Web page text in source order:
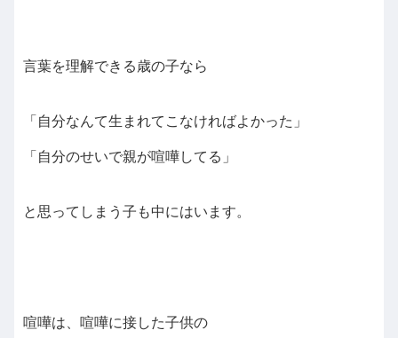
言葉を理解できる歳の子なら
「自分なんて生まれてこなければよかった」
「自分のせいで親が喧嘩してる」
と思ってしまう子も中にはいます。
喧嘩は、喧嘩に接した子供の